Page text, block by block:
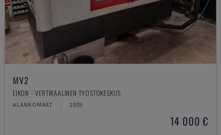
MV2
EIKON - VERTIKAALINEN TYÖSTÖKESKUS
ALANKOMAAT 2003
14 000 €